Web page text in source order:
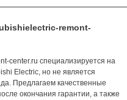
remont-
center.ru специализируется на
Electric, но не является
Предлагаем качественные
окончания гарантии, а также